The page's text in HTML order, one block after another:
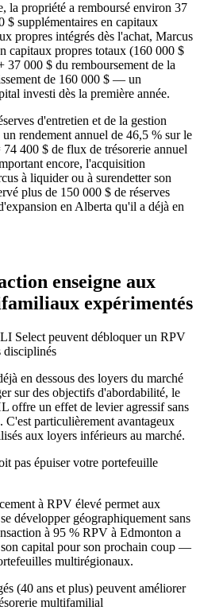
la propriété a remboursé environ 37
$ supplémentaires en capitaux
propres intégrés dès l'achat, Marcus
capitaux propres totaux (160 000 $
37 000 $ du remboursement de la
de 160 000 $ — un
investi dès la première année.
d'entretien et de la gestion
rendement annuel de 46,5 % sur le
400 $ de flux de trésorerie annuel
encore, l'acquisition
à liquider ou à surendetter son
plus de 150 000 $ de réserves
en Alberta qu'il a déjà en
enseigne aux
expérimentés
Select peuvent débloquer un RPV
disciplinés
en dessous des loyers du marché
sur des objectifs d'abordabilité, le
offre un effet de levier agressif sans
C'est particulièrement avantageux
aux loyers inférieurs au marché.
pas épuiser votre portefeuille
à RPV élevé permet aux
développer géographiquement sans
à 95 % RPV à Edmonton a
capital pour son prochain coup —
multirégionaux.
(40 ans et plus) peuvent améliorer
multifamilial